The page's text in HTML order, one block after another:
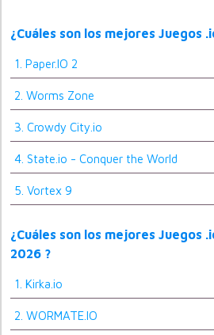
¿Cuáles son los mejores Juegos
1. Paper.IO 2
2. Worms Zone
3. Crowdy City.io
4. State.io - Conquer the World
5. Vortex 9
¿Cuáles son los mejores Juegos
2026 ?
1. Kirka.io
2. WORMATE.IO